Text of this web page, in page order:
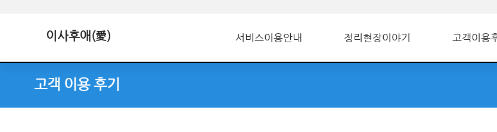
이사후애(愛) 서비스이용안내 정리현장이야기 고객이용
고객 이용 후기